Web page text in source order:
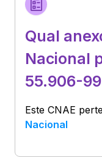
Qual
Nacional
55.906-
Este CNAE
Nacional